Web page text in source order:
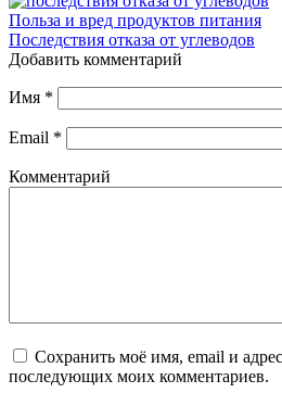
Польза и вред продуктов питания
Последствия отказа от углеводов
Добавить комментарий
Имя *
Email *
Комментарий
Сохранить моё имя, email и
последующих моих комментариев.